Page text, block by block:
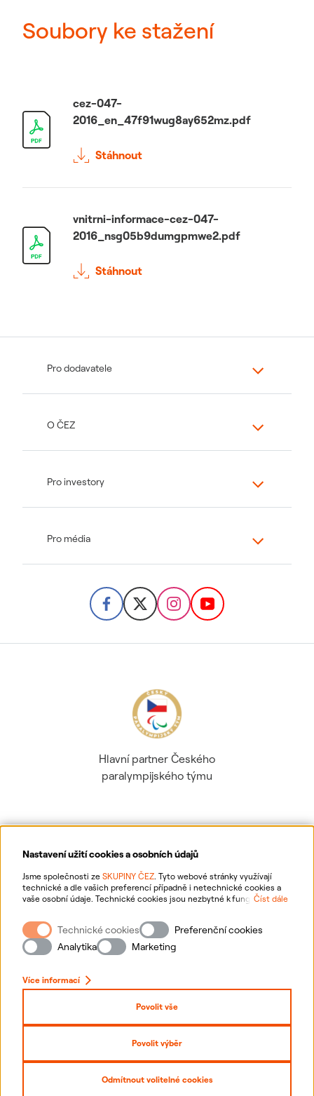
Nastavení užití cookies a osobních údajů
Jsme společnosti ze SKUPINY ČEZ. Tyto webové stránky využívají
technické a dle vašich preferencí případně i netechnické cookies a
vaše osobní údaje. Technické cookies jsou nezbytné k fungování
webové stránky vašim preferencím, k personalizaci reklam a analytice.
Pro sběr a zpracování netechnických cookies a vašich osobních údajů
nám můžete udělit souhlas. Bližší informace o vašich právech,
zpracování osobních údajů, včetně možnosti odvolání udělených
Číst dále
Technické cookies
Preferenční cookies
Analytika
Marketing
Více informací
Povolit vše
Povolit výběr
Odmítnout volitelné cookies
Soubory ke stažení
cez-047-
2016_en_47f91wug8ay652mz.pdf
Stáhnout
vnitrni-informace-cez-047-
2016_nsg05b9dumgpmwe2.pdf
Stáhnout
Pro dodavatele
O ČEZ
Pro investory
Pro média
Hlavní partner Českého
paralympijského týmu
Ochrana osobních údajů
Informace o webu
Nastavení cookies
Přihlásit se
Prohlášení o přístupnosti